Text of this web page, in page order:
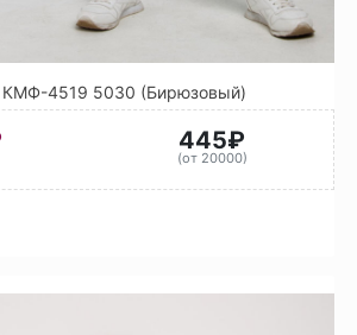
4519 5030 (Бирюзовый)
445₽
(от 20000)